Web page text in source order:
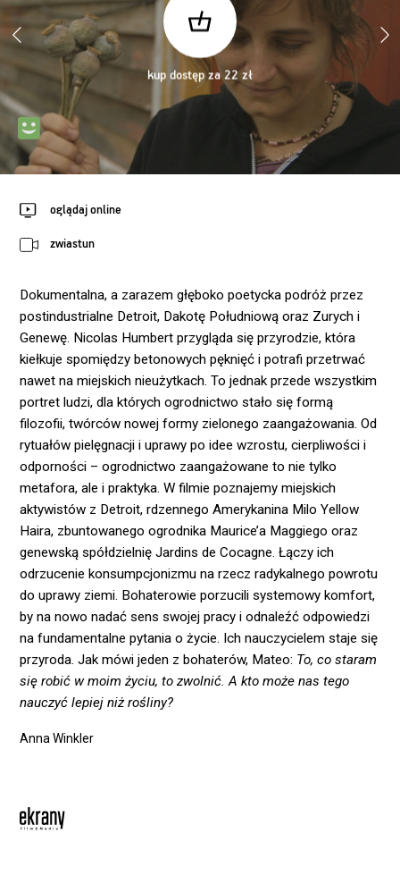
kup dostęp za 22 zł
oglądaj online
zwiastun
Dokumentalna, a zarazem głęboko poetycka podróż przez
postindustrialne Detroit, Dakotę Południową oraz Zurych i
Genewę. Nicolas Humbert przygląda się przyrodzie, która
kiełkuje spomiędzy betonowych pęknięć i potrafi przetrwać
nawet na miejskich nieużytkach. To jednak przede wszystkim
portret ludzi, dla których ogrodnictwo stało się formą
filozofii, twórców nowej formy zielonego zaangażowania. Od
rytuałów pielęgnacji i uprawy po idee wzrostu, cierpliwości i
odporności – ogrodnictwo zaangażowane to nie tylko
metafora, ale i praktyka. W filmie poznajemy miejskich
aktywistów z Detroit, rdzennego Amerykanina Milo Yellow
Haira, zbuntowanego ogrodnika Maurice’a Maggiego oraz
genewską spółdzielnię Jardins de Cocagne. Łączy ich
odrzucenie konsumpcjonizmu na rzecz radykalnego powrotu
do uprawy ziemi. Bohaterowie porzucili systemowy komfort,
by na nowo nadać sens swojej pracy i odnaleźć odpowiedzi
na fundamentalne pytania o życie. Ich nauczycielem staje się
przyroda. Jak mówi jeden z bohaterów, Mateo: To, co staram
się robić w moim życiu, to zwolnić. A kto może nas tego
nauczyć lepiej niż rośliny?
Anna Winkler